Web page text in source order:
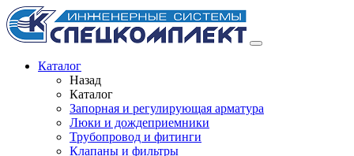
Каталог
Назад
Каталог
Запорная и регулирующая арматура
Люки и дождеприемники
Трубопровод и фитинги
Клапаны и фильтры